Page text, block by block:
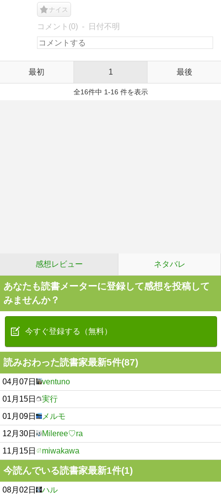
ナイス
コメント(0) 日付不明
最初 1 最後
全16件中 1-16 件を表示
感想レビュー ネタバレ
あなたも読書メーターに登録して感想を投稿して
みませんか？
今すぐ登録する（無料）
読みおわった読書家最新5件(87)
04月07日 ventuno
01月15日 実行
01月09日 メルモ
12月30日 Mileree♡ra
11月15日 miwakawa
今読んでいる読書家最新1件(1)
08月02日 ハル